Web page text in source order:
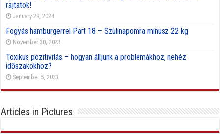
rajtatok!
January 29, 2024
Fogyás hamburgerrel Part 18 – Szülinapomra mínusz 22 kg
November 30, 2023
Toxikus pozitivitás – hogyan álljunk a problémákhoz, nehéz
időszakokhoz?
September 5, 2023
Articles in Pictures